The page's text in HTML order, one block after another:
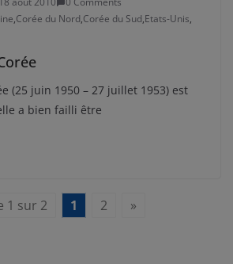
,Corée du Nord,Corée du Sud,Etats-Unis,
(25 juin 1950 – 27 juillet 1953) est
a bien failli être
1 sur 2 1 2 »